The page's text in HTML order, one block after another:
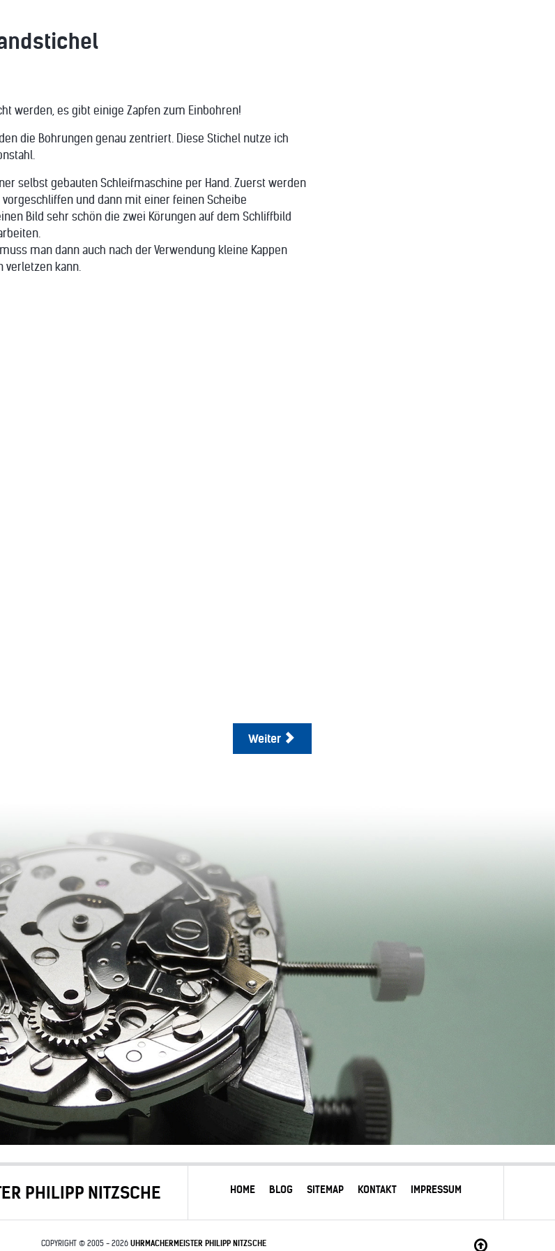
werden, es gibt einige Zapfen zum Einbohren!
die Bohrungen genau zentriert. Diese Stichel nutze ich
selbst gebauten Schleifmaschine per Hand. Zuerst werden
und dann mit einer feinen Scheibe
Bild sehr schön die zwei Körungen auf dem Schliffbild
man dann auch nach der Verwendung kleine Kappen
verletzen kann.
Weiter
PHILIPP NITZSCHE HOME BLOG SITEMAP KONTAKT IMPRESSUM
COPYRIGHT © 2005 - 2026 UHRMACHERMEISTER PHILIPP NITZSCHE